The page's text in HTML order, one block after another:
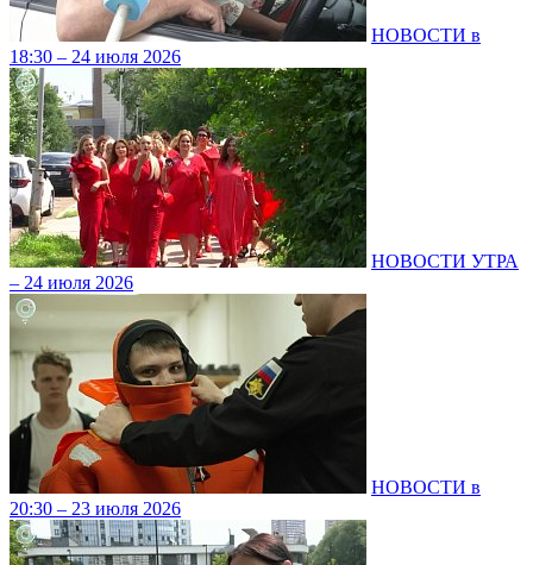
НОВОСТИ в
18:30 – 24 июля 2026
НОВОСТИ УТРА
– 24 июля 2026
НОВОСТИ в
20:30 – 23 июля 2026